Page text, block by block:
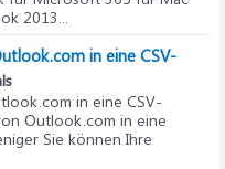
2013...
in eine CSV-
in eine CSV-
Outlook.com in eine
Sie können Ihre